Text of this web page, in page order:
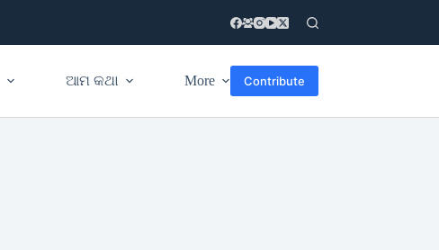
ଆମ କଥା More Contribute